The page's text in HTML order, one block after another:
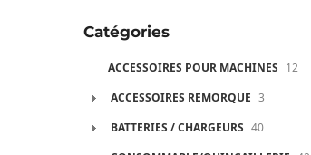
Catégories
ACCESSOIRES POUR MACHINES 12
ACCESSOIRES REMORQUE 3
BATTERIES / CHARGEURS 40